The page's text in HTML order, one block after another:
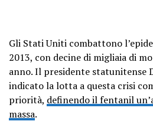
Gli Stati Uniti combattono
2013, con decine di migliaia di
anno. Il presidente statunitense
indicato la lotta a questa crisi
priorità, definendo il fentanil
massa.